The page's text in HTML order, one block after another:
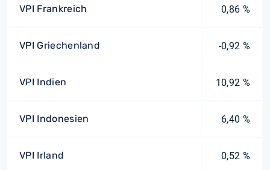
VPI Frankreich 0,86 %
VPI Griechenland -0,92 %
VPI Indien 10,92 %
VPI Indonesien 6,40 %
VPI Irland 0,52 %